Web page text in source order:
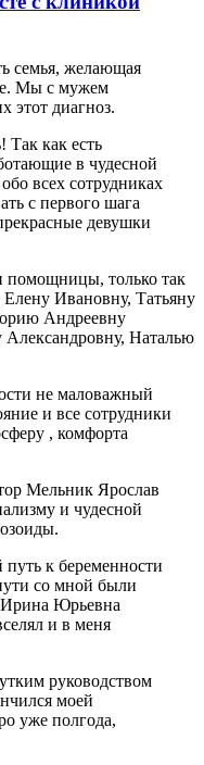
семья, желающая
Мы с мужем
этот диагноз.
Так как есть
в чудесной
всех сотрудниках
с первого шага
девушки
помощницы, только так
Елену Ивановну, Татьяну
Андреевну
Наталью
не маловажный
и все сотрудники
, комфорта
Мельник Ярослав
и чудесной
к беременности
со мной были
Ирина Юрьевна
и в меня
руководством
моей
уже полгода,